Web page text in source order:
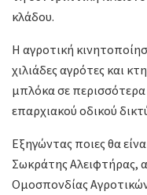
κλάδου.
Η αγροτική
χιλιάδες αγρότες και
μπλόκα σε περισσότερα
επαρχιακού οδικού
Εξηγώντας ποιες θα
Σωκράτης Αλειφτήρας,
Ομοσπονδίας